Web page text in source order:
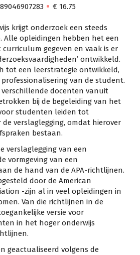
€ 16.75
krijgt onderzoek een steeds
Alle opleidingen hebben het een
gegeven en vaak is er
ontwikkeld.
tot een leerstrategie ontwikkeld,
van de student.
docenten vanuit
bij de begeleiding van het
studenten leiden tot
verslaglegging, omdat hierover
bestaan.
verslaglegging van een
vormgeving van een
de hand van de APA-richtlijnen.
door de American
-zijn al in veel opleidingen in
Van die richtlijnen in de
versie voor
in het hoger onderwijs
geactualiseerd volgens de